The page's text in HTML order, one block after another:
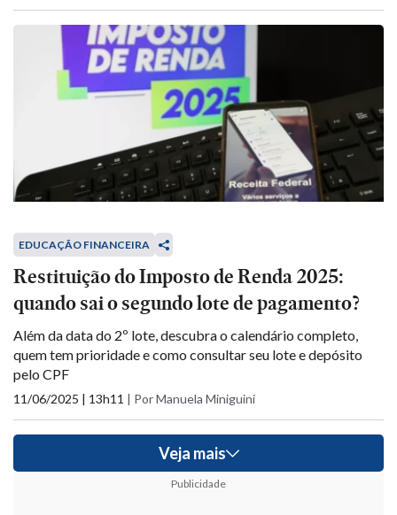
EDUCAÇÃO FINANCEIRA
Restituição do Imposto de Renda 2025:
quando sai o segundo lote de pagamento?
Além da data do 2º lote, descubra o calendário completo,
quem tem prioridade e como consultar seu lote e depósito
pelo CPF
11/06/2025 | 13h11 | Por Manuela Miniguini
Veja mais
Publicidade